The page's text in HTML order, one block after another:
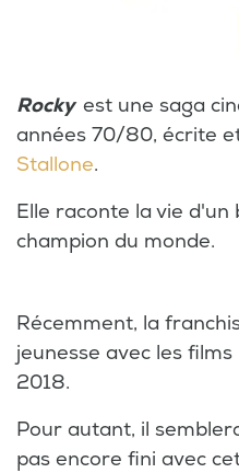
Rocky est une saga
années 70/80, écrite
Stallone.
Elle raconte la vie d'un
champion du monde.
Récemment, la
jeunesse avec les films
2018.
Pour autant, il
pas encore fini avec